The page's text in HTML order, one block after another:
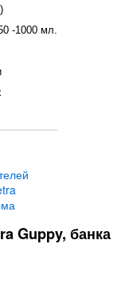
-1000 мл.
Guppy, банка